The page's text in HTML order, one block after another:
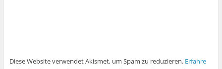
Diese Website verwendet Akismet, um Spam zu reduzieren. Erfahre